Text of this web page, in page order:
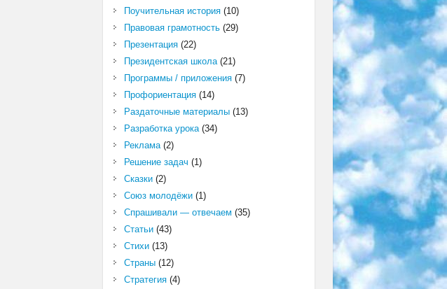
Поучительная история(10)
Правовая грамотность(29)
Презентация(22)
Президентская школа(21)
Программы / приложения(7)
Профориентация(14)
Раздаточные материалы(13)
Разработка урока(34)
Реклама(2)
Решение задач (1)
Сказки(2)
Союз молодёжи(1)
Спрашивали — отвечаем (35)
Статьи(43)
Стихи(13)
Страны(12)
Стратегия(4)